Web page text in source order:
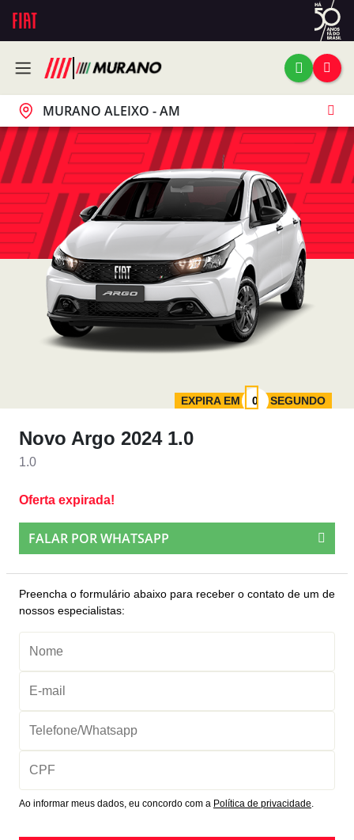
MURANO ALEIXO - AM
EXPIRA EM SEGUNDO
Novo Argo 2024 1.0
1.0
Oferta expirada!
FALAR POR WHATSAPP
Preencha o formulário abaixo para receber o contato de um de
nossos especialistas:
Ao informar meus dados, eu concordo com a Política de privacidade